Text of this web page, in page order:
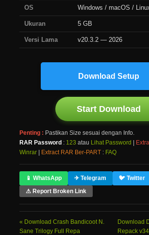
OS Windows / macOS /
Ukuran 5 GB
Versi Lama v20.3.2 — 2026
Download Setup
Start Download
Penting : Pastikan Size sesuai dengan Info.
RAR Password : 123 atau Lihat Password
Winrar
Extract RAR Ber-PART : FAQ
📱 WhatsApp ✈ Telegram
🐦 Twitter
⚠ Report Broken Link
Download Crash Bandicoot N.
Sane Trilogy Full Repa
Download
Repack